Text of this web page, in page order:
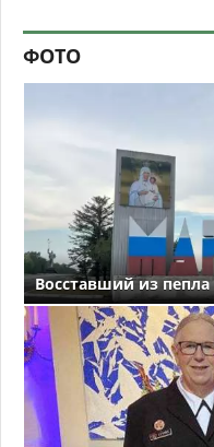
ФОТО
Восставший из пепла